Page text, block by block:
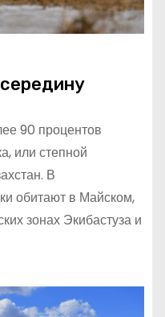
90 процентов
или степной
В
обитают в Майском,
зонах Экибастуза и